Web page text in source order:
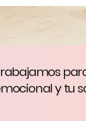
- +34
y tu